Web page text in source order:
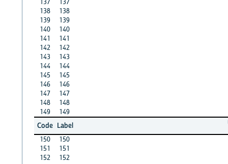
137
137
138
138
139
139
140
140
141
141
142
142
143
143
144
144
145
145
146
146
147
147
148
148
149
149
Code Label
150
150
151
151
152
152